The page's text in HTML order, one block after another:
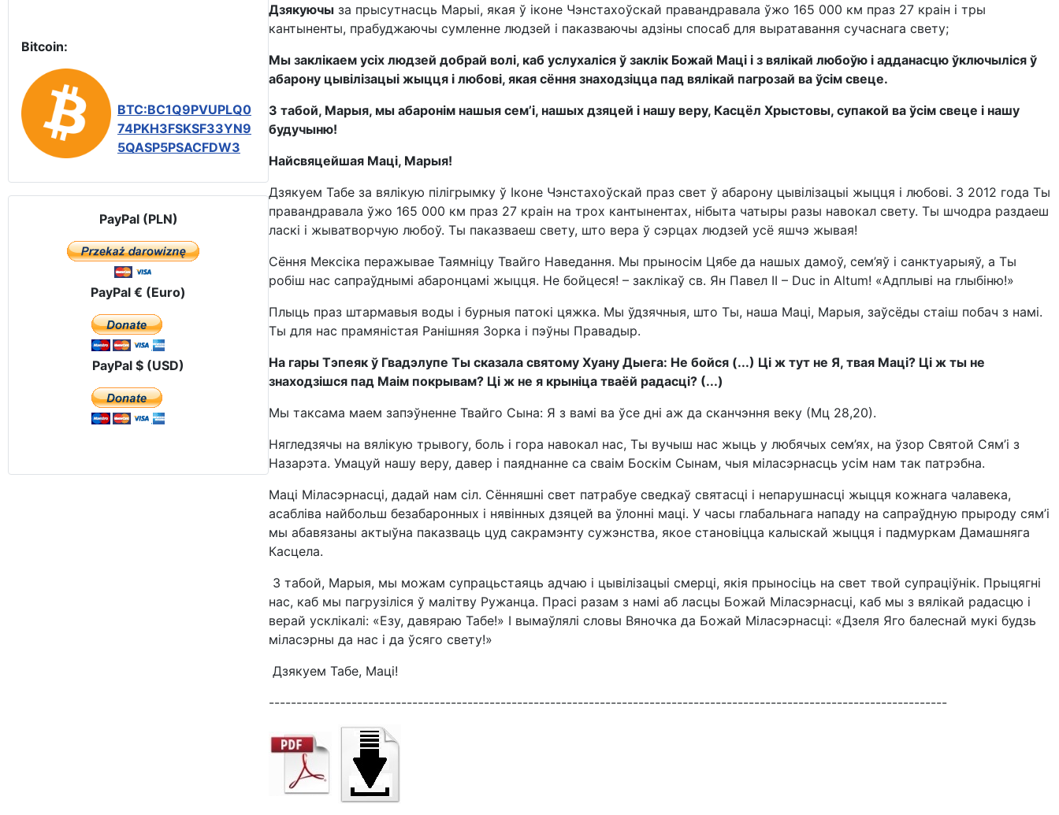
Bitcoin:
BTC:BC1Q9PVUPLQ0
74PKH3FSKSF33YN9
5QASP5PSACFDW3
PayPal (PLN)
PayPal € (Euro)
PayPal $ (USD)
Дзякуючы за прысутнасць Марыі, якая ў іконе Чэнстахоўскай правандравала ўжо 165 000 км праз 27 краін і тры
кантыненты, прабуджаючы сумленне людзей і паказваючы адзіны спосаб для выратавання сучаснага свету;
Мы заклікаем усіх людзей добрай волі, каб услухаліся ў заклік Божай Маці і з вялікай любоўю і адданасцю ўключыліся ў
абарону цывілізацыі жыцця і любові, якая сёння знаходзіцца пад вялікай пагрозай ва ўсім свеце.
З табой, Марыя, мы абаронім нашыя сем’і, нашых дзяцей і нашу веру, Касцёл Хрыстовы, супакой ва ўсім свеце і нашу
будучыню!
Найсвяцейшая Маці, Марыя!
Дзякуем Табе за вялікую пілігрымку ў Іконе Чэнстахоўскай праз свет ў абарону цывілізацыі жыцця і любові. З 2012 года Ты
правандравала ўжо 165 000 км праз 27 краін на трох кантынентах, нібыта чатыры разы навокал свету. Ты шчодра раздаеш
ласкі і жыватворчую любоў. Ты паказваеш свету, што вера ў сэрцах людзей усё яшчэ жывая!
Сёння Мексіка перажывае Таямніцу Твайго Наведання. Мы прыносім Цябе да нашых дамоў, сем’яў і санктуарыяў, а Ты
робіш нас сапраўднымі абаронцамі жыцця. Не бойцеся! – заклікаў св. Ян Павел II – Duc in Altum! «Адплыві на глыбіню!»
Плыць праз штармавыя воды і бурныя патокі цяжка. Мы ўдзячныя, што Ты, наша Маці, Марыя, заўсёды стаіш побач з намі.
Ты для нас прамяністая Ранішняя Зорка і пэўны Правадыр.
На гары Tэпеяк ў Гвадэлупе Ты сказала святому Хуану Дыега: Не бойся (...) Ці ж тут не Я, твая Маці? Ці ж ты не
знаходзішся пад Маім покрывам? Ці ж не я крыніца тваёй радасці? (...)
Мы таксама маем запэўненне Твайго Сына: Я з вамі ва ўсе дні аж да сканчэння веку (Мц 28,20).
Нягледзячы на ​​вялікую трывогу, боль і гора навокал нас, Ты вучыш нас жыць у любячых сем’ях, на ўзор Святой Сям’і з
Назарэта. Умацуй нашу веру, давер і паяднанне са сваім Боскім Сынам, чыя міласэрнасць усім нам так патрэбна.
Маці Міласэрнасці, дадай нам сіл. Сённяшні свет патрабуе сведкаў святасці і непарушнасці жыцця кожнага чалавека,
асабліва найбольш безабаронных і нявінных дзяцей ва ўлонні маці. У часы глабальнага нападу на сапраўдную прыроду сям’і
мы абавязаны актыўна паказваць цуд сакрамэнту сужэнства, якое становіцца калыскай жыцця і падмуркам Дамашняга
Касцела.
З табой, Марыя, мы можам супрацьстаяць адчаю і цывілізацыі смерці, якія прыносіць на свет твой супраціўнік. Прыцягні
нас, каб мы пагрузіліся ў малітву Ружанца. Прасі разам з намі аб ласцы Божай Міласэрнасці, каб мы з вялікай радасцю і
верай усклікалі: «Езу, давяраю Табе!» І вымаўлялі словы Вяночка да Божай Міласэрнасці: «Дзеля Яго балеснай мукі будзь
міласэрны да нас і да ўсяго свету!»
Дзякуем Табе, Маці!
---------------------------------------------------------------------------------------------------------------------------